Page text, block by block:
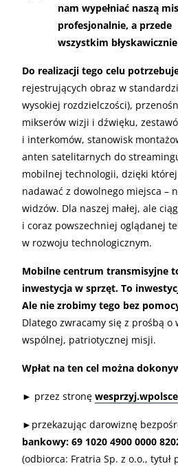
nam wypełniać naszą
profesjonalnie, a przede
wszystkim
Do realizacji tego celu
rejestrujących obraz w
wysokiej rozdzielczości),
mikserów wizji i dźwięku,
i interkomów, stanowisk
anten satelitarnych do
mobilnej technologii, dzięki
nadawać z dowolnego miejsca –
widzów. Dla naszej małej, ale
i coraz powszechniej oglądanej
w rozwoju technologicznym.
Mobilne centrum transmisyjne
inwestycja w sprzęt. To
Ale nie zrobimy tego bez
Dlatego zwracamy się z prośbą o
wspólnej, patriotycznej misji.
Wpłat na ten cel można
► przez stronę
►przekazując darowiznę
bankowy: 69 1020 4900 0000
(odbiorca: Fratria Sp. z o.o., tytuł